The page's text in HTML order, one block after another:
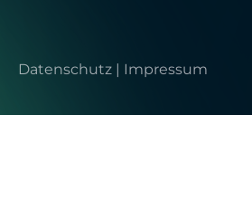
Datenschutz | Impressum